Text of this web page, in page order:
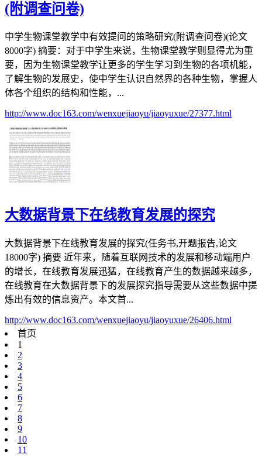
(附调查问卷)
中学生物课堂教学中有效提问的策略研究(附调查问卷)(论文
8000字) 摘要：对于中学生来说，生物课堂教学则显得尤为重
要，因为生物课堂教学让更多的学生学习到生物的各项机能，
了解生物的发展史，使中学生认识自然界的各种生物，掌握人
体各个组织的结构和性能，...
http://www.doc163.com/wenxuejiaoyu/jiaoyuxue/27377.html
大数据背景下在线教育发展的探究
大数据背景下在线教育发展的探究(任务书,开题报告,论文
18000字) 摘要 近年来，随着互联网技术的发展和移动端用户
的增长，在线教育发展迅猛，在线教育产生的数据越来越多，
在线教育在大数据背景下的发展探究指导需要从这些数据中提
炼出有效的信息资产。本文首...
http://www.doc163.com/wenxuejiaoyu/jiaoyuxue/26406.html
首页
1
2
3
4
5
6
7
8
9
10
11